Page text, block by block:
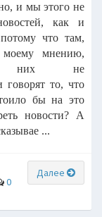
и мы этого не
как и
что там,
мнению,
них не
говорят то, что
бы на это
новости? А
...
Далее
0